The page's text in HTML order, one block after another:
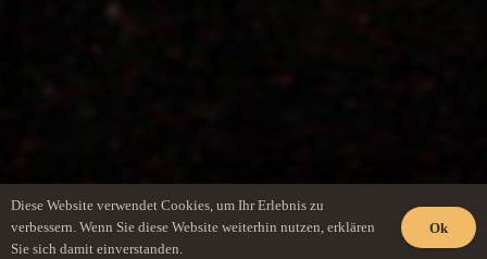
Diese Website verwendet Cookies, um Ihr Erlebnis zu
verbessern. Wenn Sie diese Website weiterhin nutzen, erklären
Sie sich damit einverstanden.
Ok